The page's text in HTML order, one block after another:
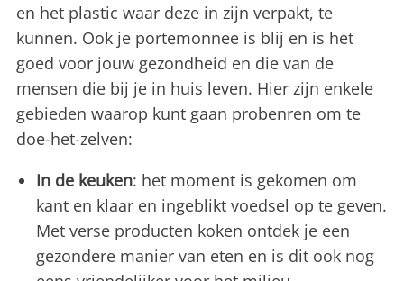
en het plastic waar deze in zijn verpakt, te
kunnen. Ook je portemonnee is blij en is het
goed voor jouw gezondheid en die van de
mensen die bij je in huis leven. Hier zijn enkele
gebieden waarop kunt gaan probenren om te
doe-het-zelven:
In de keuken: het moment is gekomen om
kant en klaar en ingeblikt voedsel op te geven.
Met verse producten koken ontdek je een
gezondere manier van eten en is dit ook nog